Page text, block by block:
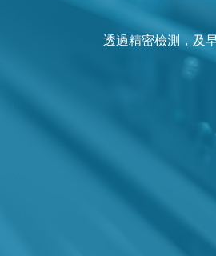
透過精密檢測，及